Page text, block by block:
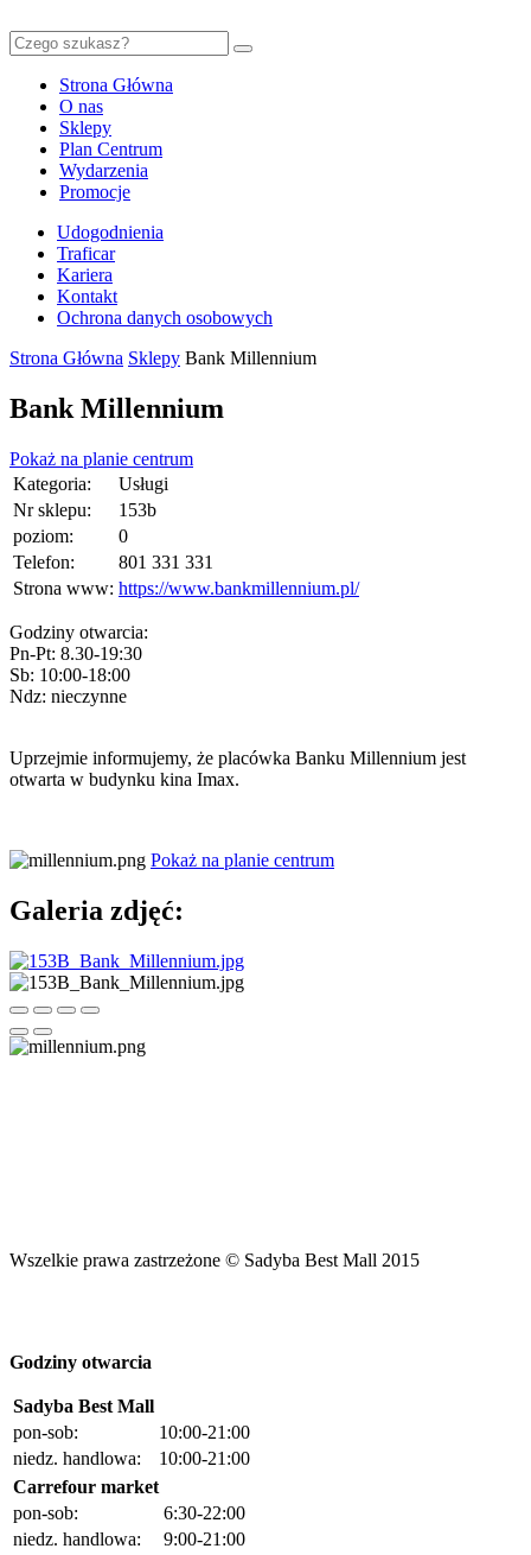
Strona Główna
O nas
Sklepy
Plan Centrum
Wydarzenia
Promocje
Udogodnienia
Traficar
Kariera
Kontakt
Ochrona danych osobowych
Strona Główna Sklepy Bank Millennium
Bank Millennium
Pokaż na planie centrum
Kategoria:
Usługi
Nr sklepu:
153b
poziom:
0
Telefon:
801 331 331
Strona www: https://www.bankmillennium.pl/
Godziny otwarcia:
Pn-Pt: 8.30-19:30
Sb: 10:00-18:00
Ndz: nieczynne
Uprzejmie informujemy, że placówka Banku Millennium jest
otwarta w budynku kina Imax.
Pokaż na planie centrum
Galeria zdjęć:
Wszelkie prawa zastrzeżone © Sadyba Best Mall 2015
Godziny otwarcia
Sadyba Best Mall
pon-sob:
10:00-21:00
niedz. handlowa:
10:00-21:00
Carrefour market
pon-sob:
6:30-22:00
niedz. handlowa:
9:00-21:00